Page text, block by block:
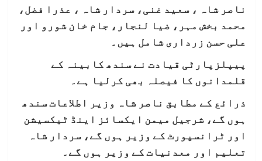
ناصر شاہ ، سعید غنی، سردار شاہ ، عذرا فضل،
محمد بخش مہر، ضیا لنجار، جام خان شورو اور
علی حسن زرداری شامل ہیں۔
پیپلزپارٹی قیادت نے سندھ کابینہ کے
قلمدانوں کا فیصلہ بھی کرلیا ہے۔
ذرائع کے مطابق ناصر شاہ وزیر اطلاعات سندھ
ہوں گے، شرجیل میمن ایکسائز اینڈ ٹیکسیشن
اور ٹرانسپورٹ کے وزیر ہوں گے، سردار شاہ
تعلیم اور معدنیات کے وزیر ہوں گے۔